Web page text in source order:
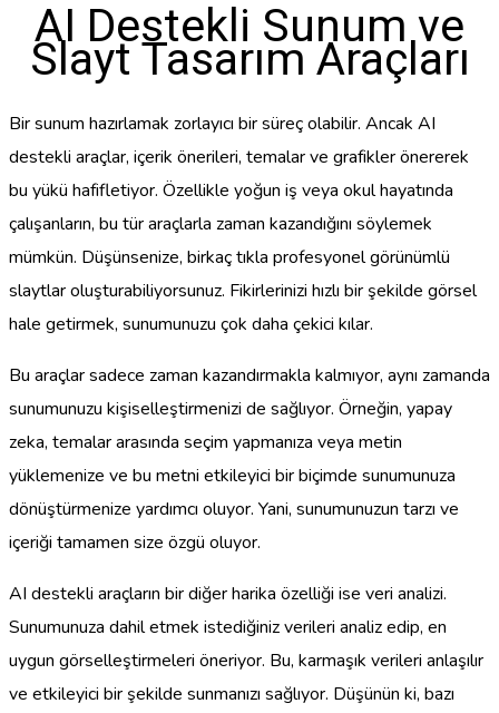
AI Destekli Sunum ve
Slayt Tasarım Araçları
Bir sunum hazırlamak zorlayıcı bir süreç olabilir. Ancak AI
destekli araçlar, içerik önerileri, temalar ve grafikler önererek
bu yükü hafifletiyor. Özellikle yoğun iş veya okul hayatında
çalışanların, bu tür araçlarla zaman kazandığını söylemek
mümkün. Düşünsenize, birkaç tıkla profesyonel görünümlü
slaytlar oluşturabiliyorsunuz. Fikirlerinizi hızlı bir şekilde görsel
hale getirmek, sunumunuzu çok daha çekici kılar.
Bu araçlar sadece zaman kazandırmakla kalmıyor, aynı zamanda
sunumunuzu kişiselleştirmenizi de sağlıyor. Örneğin, yapay
zeka, temalar arasında seçim yapmanıza veya metin
yüklemenize ve bu metni etkileyici bir biçimde sunumunuza
dönüştürmenize yardımcı oluyor. Yani, sunumunuzun tarzı ve
içeriği tamamen size özgü oluyor.
AI destekli araçların bir diğer harika özelliği ise veri analizi.
Sunumunuza dahil etmek istediğiniz verileri analiz edip, en
uygun görselleştirmeleri öneriyor. Bu, karmaşık verileri anlaşılır
ve etkileyici bir şekilde sunmanızı sağlıyor. Düşünün ki, bazı